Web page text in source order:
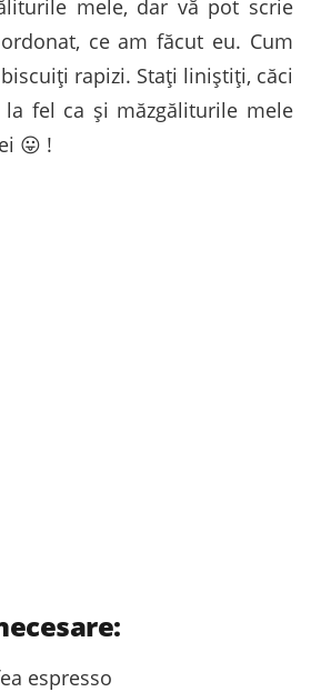
mele, dar vă pot scrie
ce am făcut eu. Cum
rapizi. Staţi liniştiţi, căci
fel ca şi măzgăliturile mele
😛 !
espresso